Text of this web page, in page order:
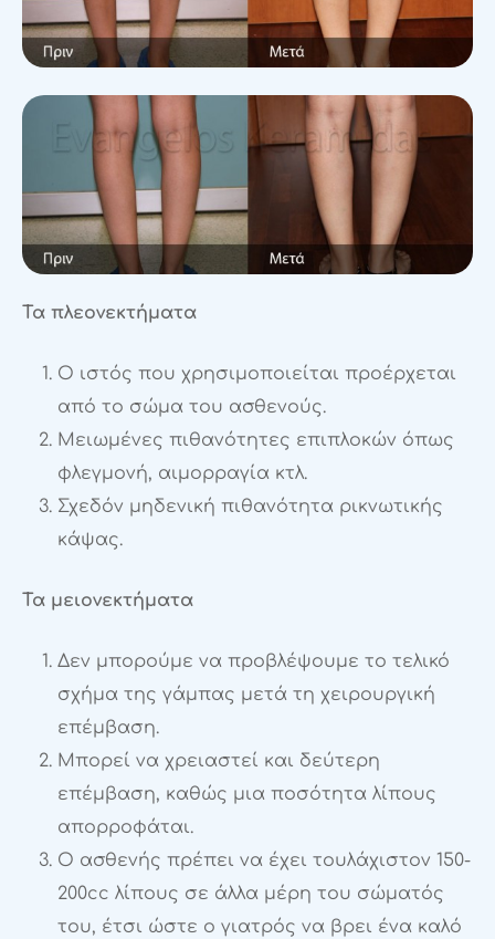
Τα πλεονεκτήματα
Ο ιστός που χρησιμοποιείται προέρχεται
από το σώμα του ασθενούς.
Μειωμένες πιθανότητες επιπλοκών όπως
φλεγμονή, αιμορραγία κτλ.
Σχεδόν μηδενική πιθανότητα ρικνωτικής
κάψας.
Τα μειονεκτήματα
Δεν μπορούμε να προβλέψουμε το τελικό
σχήμα της γάμπας μετά τη χειρουργική
επέμβαση.
Μπορεί να χρειαστεί και δεύτερη
επέμβαση, καθώς μια ποσότητα λίπους
απορροφάται.
Ο ασθενής πρέπει να έχει τουλάχιστον 150-
200cc λίπους σε άλλα μέρη του σώματός
του, έτσι ώστε ο γιατρός να βρει ένα καλό